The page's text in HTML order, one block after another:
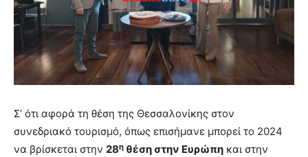
Σ’ ότι αφορά τη θέση της Θεσσαλονίκης στον
συνεδριακό τουρισμό, όπως επισήμανε μπορεί το 2024
να βρίσκεται στην 28η θέση στην Ευρώπη και στην